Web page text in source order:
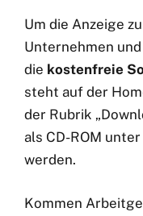
Um die Anzeige
Unternehmen
die kostenfreie
steht auf der
der Rubrik
als CD-ROM
werden.
Kommen